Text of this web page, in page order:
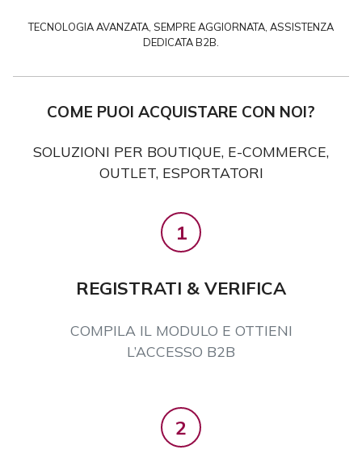
TECNOLOGIA AVANZATA, SEMPRE AGGIORNATA, ASSISTENZA
DEDICATA B2B.
COME PUOI ACQUISTARE CON NOI?
SOLUZIONI PER BOUTIQUE, E-COMMERCE,
OUTLET, ESPORTATORI
1
REGISTRATI & VERIFICA
COMPILA IL MODULO E OTTIENI
L’ACCESSO B2B
2